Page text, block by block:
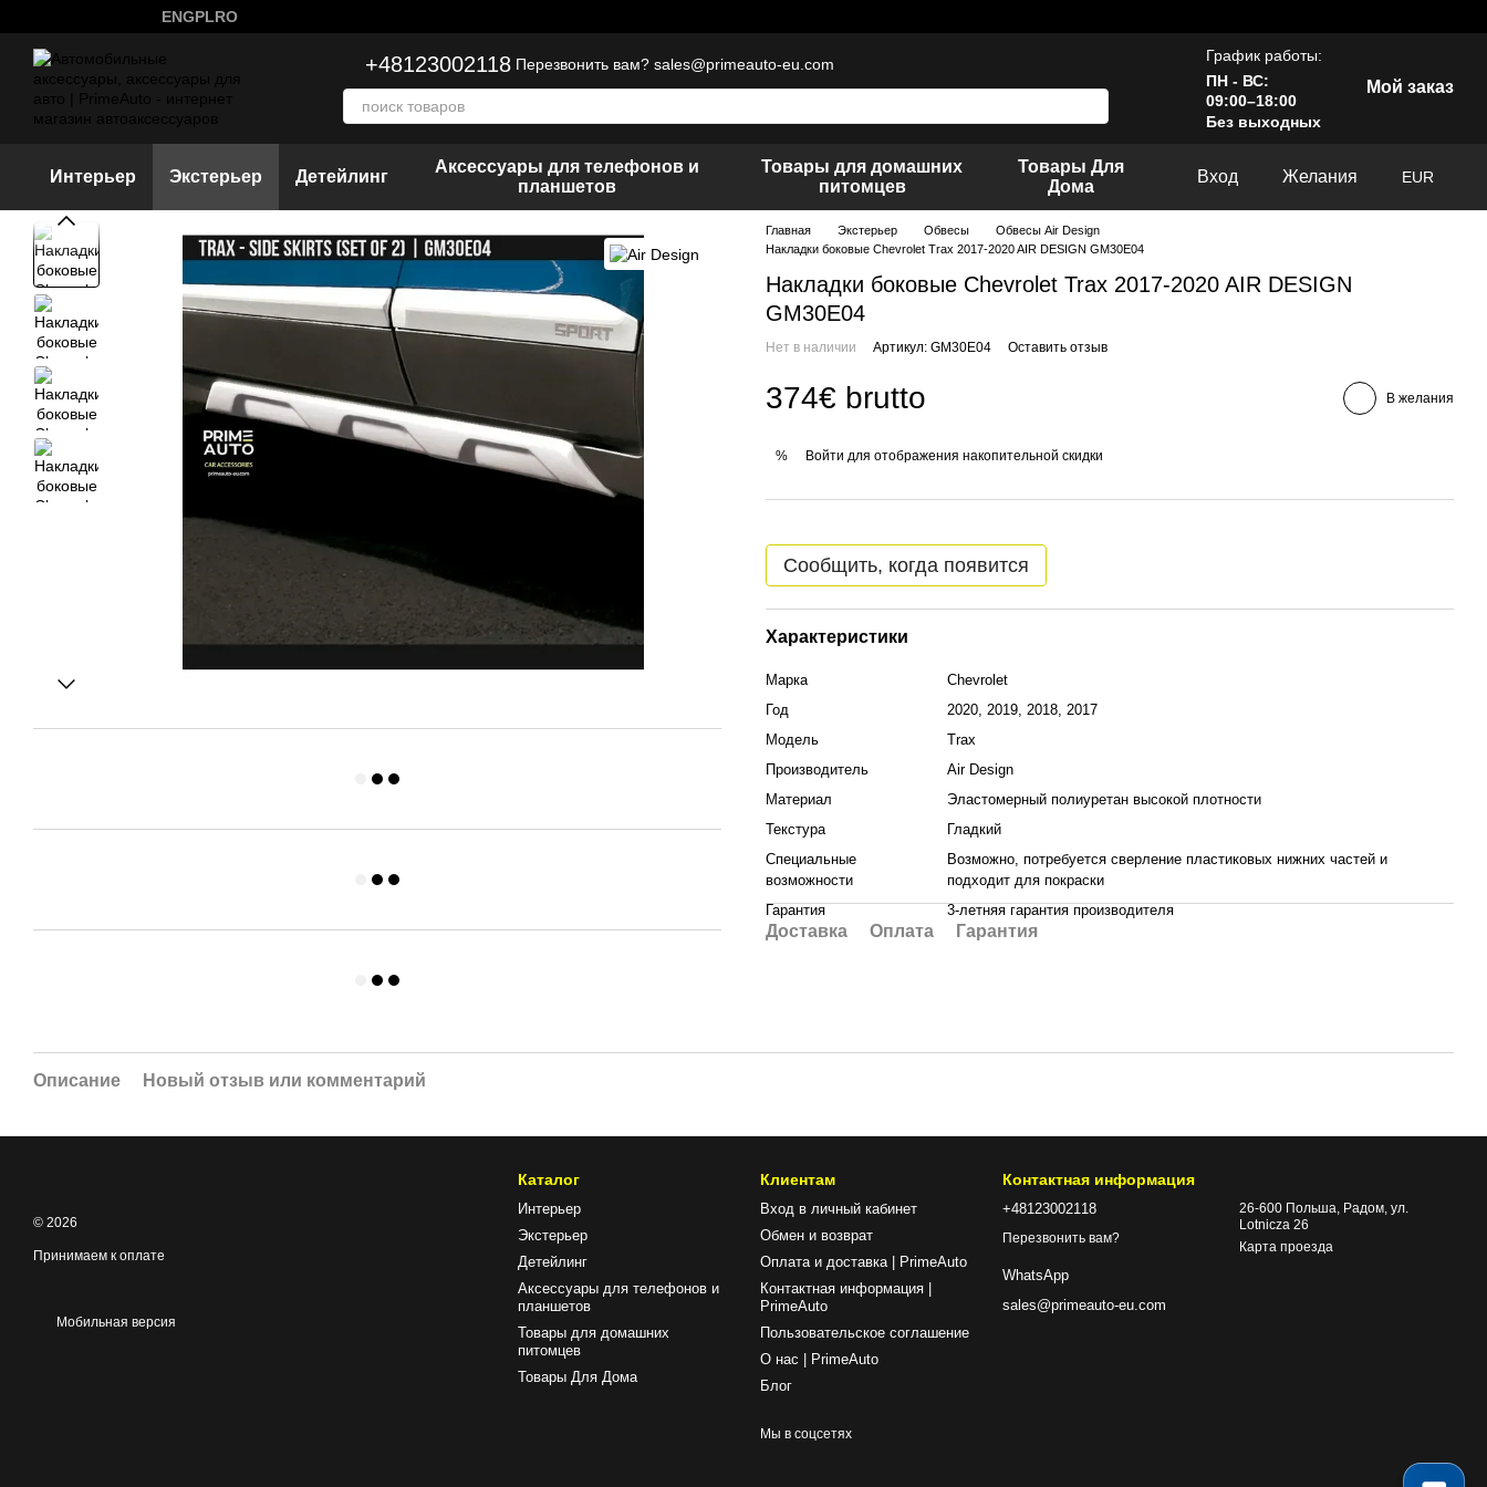
Перейти к основному контенту
ENGPLRO
+48123002118 Перезвонить вам? sales@primeauto-eu.com
График работы:
ПН - ВС:
09:00–18:00
Без выходных
Мой заказ
Интерьер Экстерьер Детейлинг
Аксессуары для телефонов и
планшетов
Товары для домашних
питомцев
Товары Для
Дома
Вход Желания EUR
Главная Экстерьер Обвесы
Обвесы Air Design
Накладки боковые Chevrolet Trax 2017-2020 AIR DESIGN GM30E04
Накладки боковые Chevrolet Trax 2017-2020 AIR DESIGN
GM30E04
Нет в наличии Артикул: GM30E04 Оставить отзыв
374€ brutto В желания
% Войти для отображения накопительной скидки
Сообщить, когда появится
Характеристики
Марка
Chevrolet
Год
2020, 2019, 2018, 2017
Модель
Trax
Производитель
Air Design
Материал
Эластомерный полиуретан высокой плотности
Текстура
Гладкий
Специальные
возможности
Возможно, потребуется сверление пластиковых нижних частей и
подходит для покраски
Гарантия
3-летняя гарантия производителя
Доставка Оплата Гарантия
Описание Новый отзыв или комментарий
© 2026
Принимаем к оплате
Мобильная версия
Каталог
Интерьер
Экстерьер
Детейлинг
Аксессуары для телефонов и
планшетов
Товары для домашних
питомцев
Товары Для Дома
Клиентам
Вход в личный кабинет
Обмен и возврат
Оплата и доставка | PrimeAuto
Контактная информация |
PrimeAuto
Пользовательское соглашение
О нас | PrimeAuto
Блог
Мы в соцсетях
Контактная информация
+48123002118
Перезвонить вам?
WhatsApp
sales@primeauto-eu.com
26-600 Польша, Радом, ул.
Lotnicza 26
Карта проезда